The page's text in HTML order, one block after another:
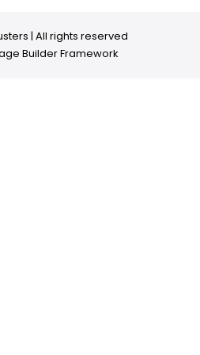
| All rights reserved
Builder Framework